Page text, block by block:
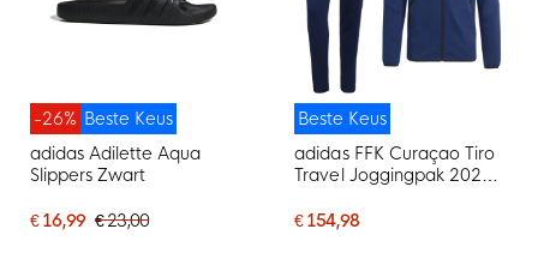
Beste Keus
-26%
adidas Adilette Aqua
Slippers Zwart
€ 16,99 € 23,00
Beste Keus
adidas FFK Curaçao Tiro
Travel Joggingpak 2026-
€ 154,98